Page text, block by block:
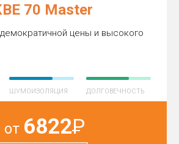
70 Master
цены и высокого
ШУМОИЗОЛЯЦИЯ ДОЛГОВЕЧНОСТЬ
от 6822Р